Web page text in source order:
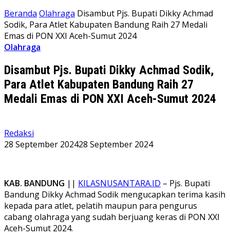
Beranda Olahraga Disambut Pjs. Bupati Dikky Achmad
Sodik, Para Atlet Kabupaten Bandung Raih 27 Medali
Emas di PON XXI Aceh-Sumut 2024
Olahraga
Disambut Pjs. Bupati Dikky Achmad Sodik,
Para Atlet Kabupaten Bandung Raih 27
Medali Emas di PON XXI Aceh-Sumut 2024
Redaksi
28 September 202428 September 2024
KAB. BANDUNG || KILASNUSANTARA.ID – Pjs. Bupati
Bandung Dikky Achmad Sodik mengucapkan terima kasih
kepada para atlet, pelatih maupun para pengurus
cabang olahraga yang sudah berjuang keras di PON XXI
Aceh-Sumut 2024.